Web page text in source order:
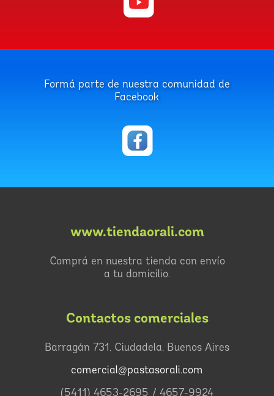
Formá parte de nuestra comunidad de
Facebook
www.tiendaorali.com
Comprá en nuestra tienda con envío
a tu domicilio.
Contactos comerciales
Barragán 731, Ciudadela, Buenos Aires
comercial@pastasorali.com
(5411) 4653-2695 / 4657-9924